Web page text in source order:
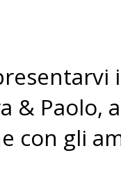
& Paolo,
con gli